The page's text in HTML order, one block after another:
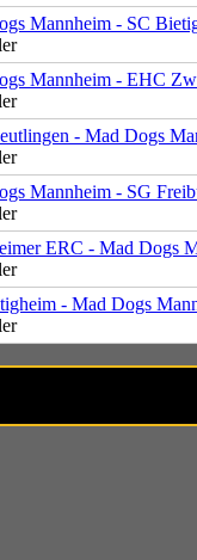
Mannheim - SC
Mannheim - EHC
- Mad Dogs
Mannheim - SG
ERC - Mad Dogs
- Mad Dogs